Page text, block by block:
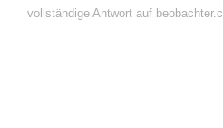
vollständige Antwort auf